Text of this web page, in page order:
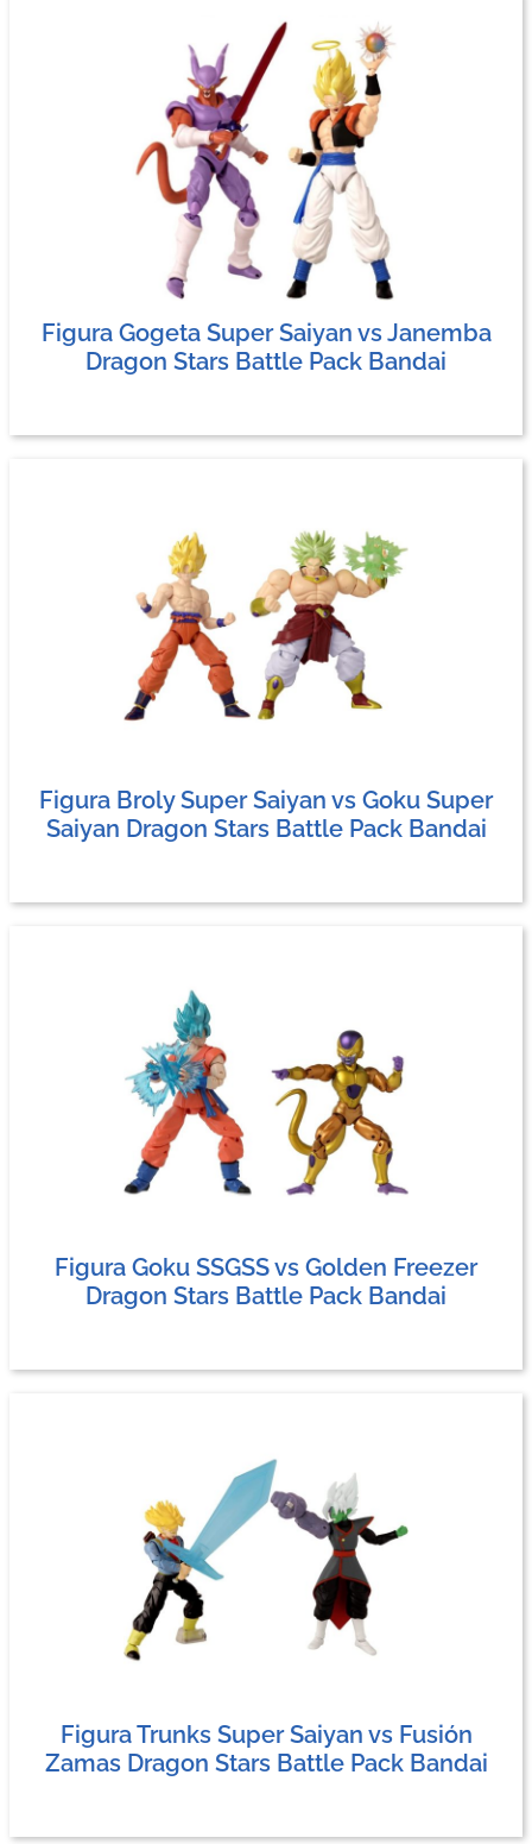
Figura Gogeta Super Saiyan vs Janemba
Dragon Stars Battle Pack Bandai
Figura Broly Super Saiyan vs Goku Super
Saiyan Dragon Stars Battle Pack Bandai
Figura Goku SSGSS vs Golden Freezer
Dragon Stars Battle Pack Bandai
Figura Trunks Super Saiyan vs Fusión
Zamas Dragon Stars Battle Pack Bandai